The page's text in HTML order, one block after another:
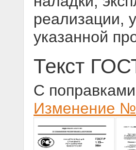
реализации,
указанной
Текст
С
Изменение